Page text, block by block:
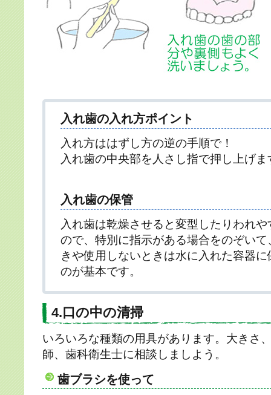
入れ歯の入れ方ポイント
入れ方ははずし方の逆の手順で！
入れ歯の中央部を人さし指で押し上げま
入れ歯の保管
入れ歯は乾燥させると変型したりわれ
ので、特別に指示がある場合をのぞいて
きや使用しないときは水に入れた容器に
のが基本です。
4.口の中の清掃
いろいろな種類の用具があります。大きさ
師、歯科衛生士に相談しましよう。
歯ブラシを使って